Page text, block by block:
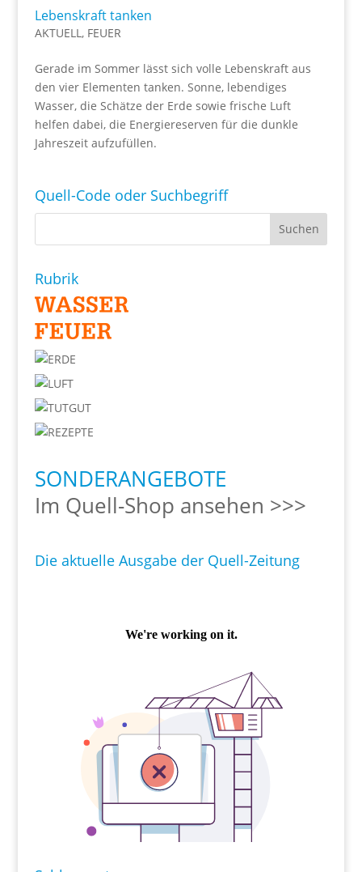
Lebenskraft tanken
AKTUELL , FEUER
Gerade im Sommer lässt sich volle Lebenskraft aus
den vier Elementen tanken. Sonne, lebendiges
Wasser, die Schätze der Erde sowie frische Luft
helfen dabei, die Energiereserven für die dunkle
Jahreszeit aufzufüllen.
Quell-Code oder Suchbegriff
Rubrik
SONDERANGEBOTE
Im Quell-Shop ansehen >>>
Die aktuelle Ausgabe der Quell-Zeitung